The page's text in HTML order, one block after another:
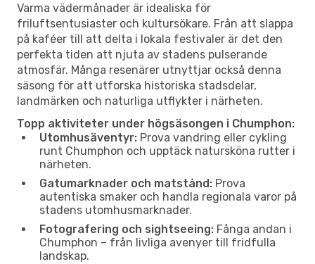
Varma vädermånader är idealiska för
friluftsentusiaster och kultursökare. Från att slappa
på kaféer till att delta i lokala festivaler är det den
perfekta tiden att njuta av stadens pulserande
atmosfär. Många resenärer utnyttjar också denna
säsong för att utforska historiska stadsdelar,
landmärken och naturliga utflykter i närheten.
Topp aktiviteter under högsäsongen i Chumphon:
Utomhusäventyr: Prova vandring eller cykling
runt Chumphon och upptäck natursköna rutter i
närheten.
Gatumarknader och matstånd: Prova
autentiska smaker och handla regionala varor på
stadens utomhusmarknader.
Fotografering och sightseeing: Fånga andan i
Chumphon – från livliga avenyer till fridfulla
landskap.